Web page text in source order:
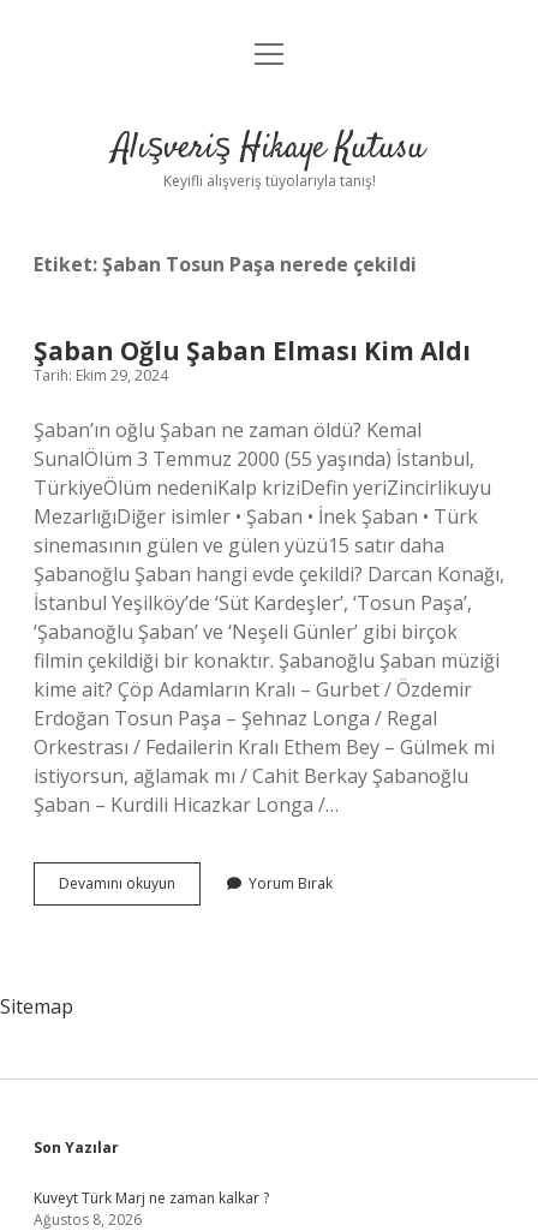
Anasayfa
Yasal Uyarı
menüyü
Alışveriş Hikaye Kutusu
Keyifli alışveriş tüyolarıyla tanış!
Etiket:Şaban Tosun Paşa nerede çekildi
Şaban Oğlu Şaban Elması Kim Aldı
Tarih: Ekim 29, 2024
Şaban’ın oğlu Şaban ne zaman öldü? Kemal
SunalÖlüm 3 Temmuz 2000 (55 yaşında) İstanbul,
TürkiyeÖlüm nedeniKalp kriziDefin yeriZincirlikuyu
MezarlığıDiğer isimler • Şaban • İnek Şaban • Türk
sinemasının gülen ve gülen yüzü15 satır daha
Şabanoğlu Şaban hangi evde çekildi? Darcan Konağı,
İstanbul Yeşilköy’de ‘Süt Kardeşler’, ‘Tosun Paşa’,
‘Şabanoğlu Şaban’ ve ‘Neşeli Günler’ gibi birçok
filmin çekildiği bir konaktır. Şabanoğlu Şaban müziği
kime ait? Çöp Adamların Kralı – Gurbet / Özdemir
Erdoğan Tosun Paşa – Şehnaz Longa / Regal
Orkestrası / Fedailerin Kralı Ethem Bey – Gülmek mi
istiyorsun, ağlamak mı / Cahit Berkay Şabanoğlu
Şaban – Kurdili Hicazkar Longa /…
Devamını okuyun
Oğlu
Yorum Bırak
Sitemap
Sidebar
Son Yazılar
Kuveyt Türk Marj ne zaman kalkar ?
Ağustos 8, 2026